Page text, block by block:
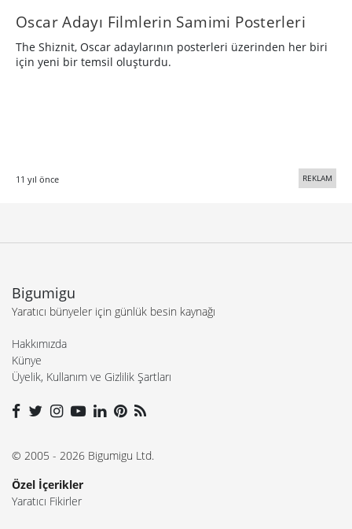
Oscar Adayı Filmlerin Samimi Posterleri
The Shiznit, Oscar adaylarının posterleri üzerinden her biri
için yeni bir temsil oluşturdu.
11 yıl önce REKLAM
Bigumigu
Yaratıcı bünyeler için günlük besin kaynağı
Hakkımızda
Künye
Üyelik, Kullanım ve Gizlilik Şartları
© 2005 - 2026 Bigumigu Ltd.
Özel İçerikler
Yaratıcı Fikirler